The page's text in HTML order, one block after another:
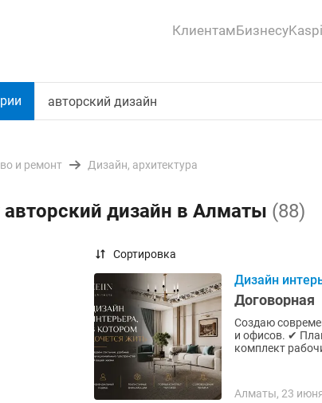
КлиентамБизнесу
и ремонт Дизайн, архитектура
дизайн в Алматы (88)
Сортировка
Дизайн
Договорная
Создаю
и офисов. ✔ Планировочные решения ✔ Фотореалистичная 3D-визуализация ✔ Полный
комплект
Алматы, 23